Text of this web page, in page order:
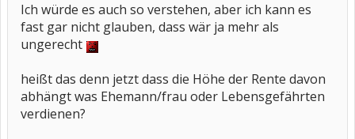
Ich würde es auch so verstehen, aber ich kann es
fast gar nicht glauben, dass wär ja mehr als
ungerecht
heißt das denn jetzt dass die Höhe der Rente davon
abhängt was Ehemann/frau oder Lebensgefährten
verdienen?